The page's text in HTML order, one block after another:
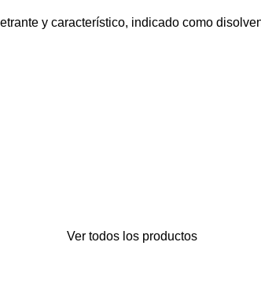
y característico, indicado como
Ver todos los productos